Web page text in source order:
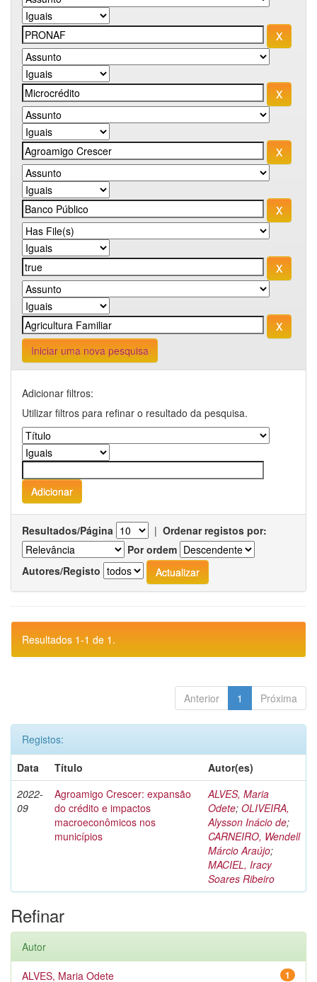
Iniciar uma nova pesquisa
Adicionar filtros:
Utilizar filtros para refinar o resultado da pesquisa.
Resultados/Página | Ordenar registos por:
Por ordem
Autores/Registo
Resultados 1-1 de 1.
Anterior 1 Próxima
Registos:
Data
Título
Autor(es)
2022-
09
Agroamigo Crescer: expansão
do crédito e impactos
macroeconômicos nos
municípios
ALVES, Maria
Odete; OLIVEIRA,
Alysson Inácio de;
CARNEIRO, Wendell
Márcio Araújo;
MACIEL, Iracy
Soares Ribeiro
Refinar
Autor
1
ALVES, Maria Odete